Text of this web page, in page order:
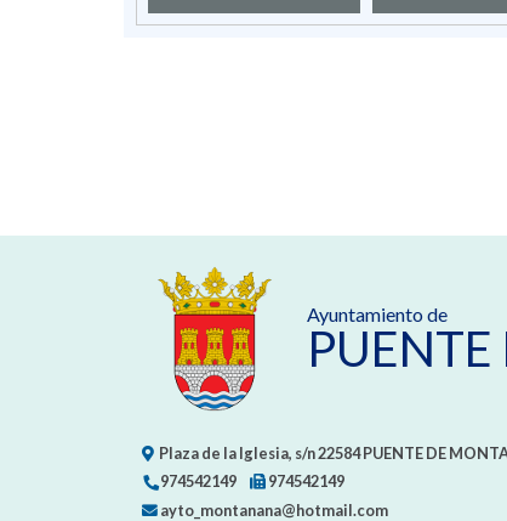
Ayuntamiento de
Plaza de la Iglesia, s/n22584PUENTE DE
974542149
974542149
ayto_montanana@hotmail.com